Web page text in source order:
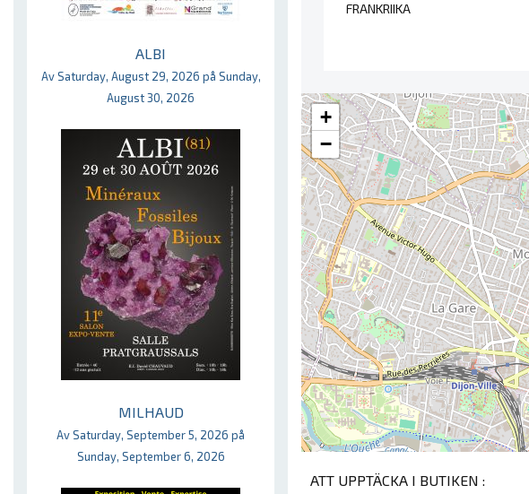
ALBI
Av Saturday, August 29, 2026 på Sunday,
August 30, 2026
MILHAUD
Av Saturday, September 5, 2026 på
Sunday, September 6, 2026
FRANKRIIKA
+
−
ATT UPPTÄCKA I BUTIKEN :